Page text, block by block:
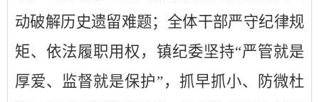
动破解历史遗留难题；全体干部严守纪律规
矩、依法履职用权，镇纪委坚持“严管就是
厚爱、监督就是保护”，抓早抓小、防微杜